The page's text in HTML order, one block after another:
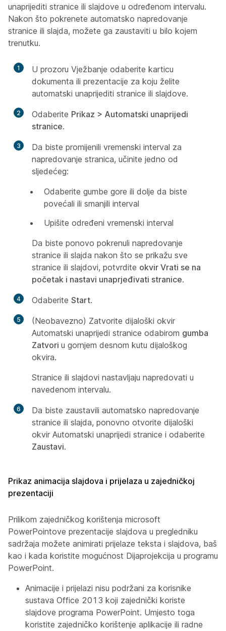
unaprijediti stranice ili slajdove u određenom intervalu.
Nakon što pokrenete automatsko napredovanje
stranice ili slajda, možete ga zaustaviti u bilo kojem
trenutku.
1
U prozoru Vježbanje odaberite karticu
dokumenta ili prezentacije za koju želite
automatski unaprijediti stranice ili slajdove.
2 Odaberite Prikaz > Automatski unaprijedi
stranice.
3
Da biste promijenili vremenski interval za
napredovanje stranica, učinite jedno od
sljedećeg:
Odaberite gumbe gore ili dolje da biste
povećali ili smanjili interval
Upišite određeni vremenski interval
Da biste ponovo pokrenuli napredovanje
stranice ili slajda nakon što se prikažu sve
stranice ili slajdovi, potvrdite okvir Vrati se na
početak i nastavi unaprjeđivati stranice.
4 Odaberite Start.
5
(Neobavezno) Zatvorite dijaloški okvir
Automatski unaprijedi stranice odabirom gumba
Zatvori u gornjem desnom kutu dijaloškog
okvira.
Stranice ili slajdovi nastavljaju napredovati u
navedenom intervalu.
6
Da biste zaustavili automatsko napredovanje
stranice ili slajda, ponovno otvorite dijaloški
okvir Automatski unaprijedi stranice i odaberite
Zaustavi.
Prikaz animacija slajdova i prijelaza u zajedničkoj
prezentaciji
Prilikom zajedničkog korištenja microsoft
PowerPointove prezentacije slajdova u pregledniku
sadržaja možete animirati prijelaze teksta i slajdova, baš
kao i kada koristite mogućnost Dijaprojekcija u programu
PowerPoint.
Animacije i prijelazi nisu podržani za korisnike
sustava Office 2013 koji zajednički koriste
slajdove programa PowerPoint. Umjesto toga
koristite zajedničko korištenje aplikacije ili radne